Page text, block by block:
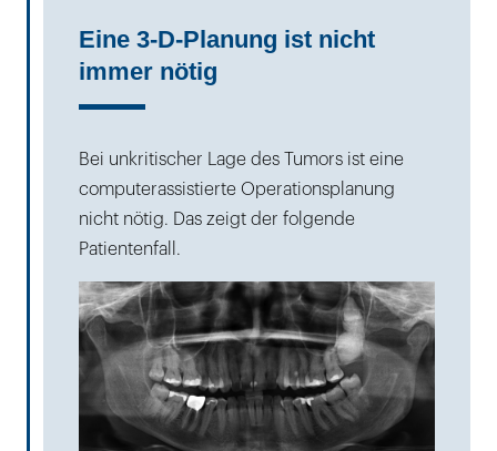
Eine 3-D-Planung ist nicht
immer nötig
Bei unkritischer Lage des Tumors ist eine
computerassistierte Operationsplanung
nicht nötig. Das zeigt der folgende
Patientenfall.